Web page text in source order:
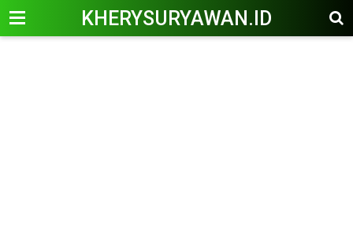
KHERYSURYAWAN.ID